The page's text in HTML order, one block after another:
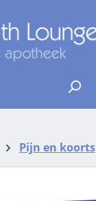
Pijn en koorts
overslaan